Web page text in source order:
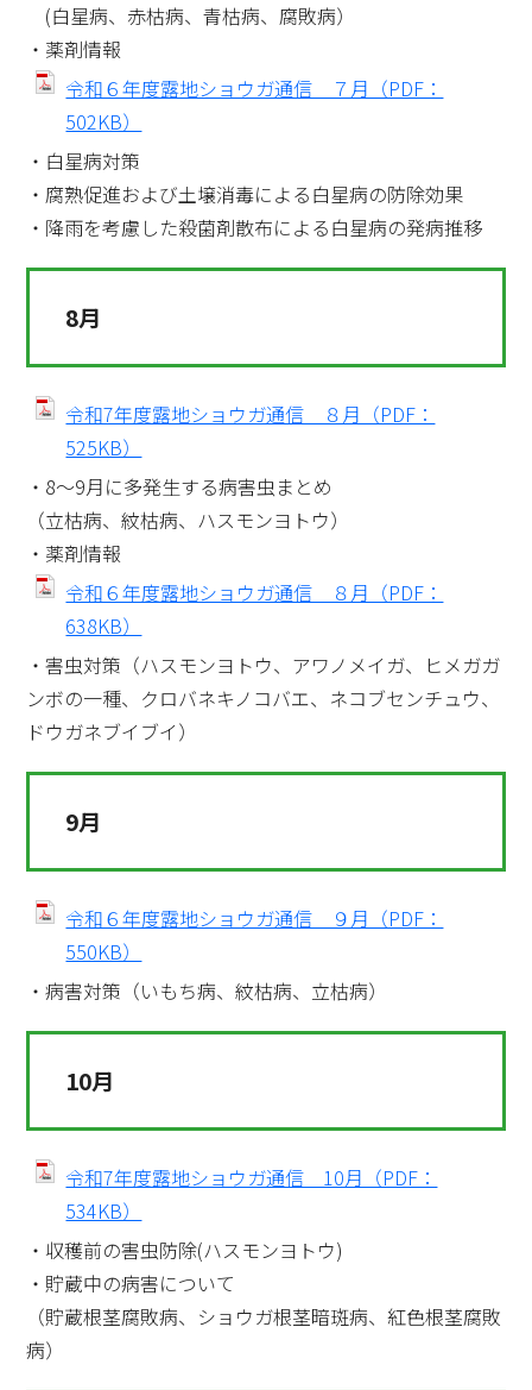
(白星病、赤枯病、青枯病、腐敗病）
・薬剤情報
令和６年度露地ショウガ通信 ７月（PDF：
502KB）
・白星病対策
・腐熟促進および土壌消毒による白星病の防除効果
・降雨を考慮した殺菌剤散布による白星病の発病推移
8月
令和7年度露地ショウガ通信 ８月（PDF：
525KB）
・8～9月に多発生する病害虫まとめ
（立枯病、紋枯病、ハスモンヨトウ）
・薬剤情報
令和６年度露地ショウガ通信 ８月（PDF：
638KB）
・害虫対策（ハスモンヨトウ、アワノメイガ、ヒメガガ
ンボの一種、クロバネキノコバエ、ネコブセンチュウ、
ドウガネブイブイ）
9月
令和６年度露地ショウガ通信 ９月（PDF：
550KB）
・病害対策（いもち病、紋枯病、立枯病）
10月
令和7年度露地ショウガ通信 10月（PDF：
534KB）
・収穫前の害虫防除(ハスモンヨトウ)
・貯蔵中の病害について
（貯蔵根茎腐敗病、ショウガ根茎暗斑病、紅色根茎腐敗
病）